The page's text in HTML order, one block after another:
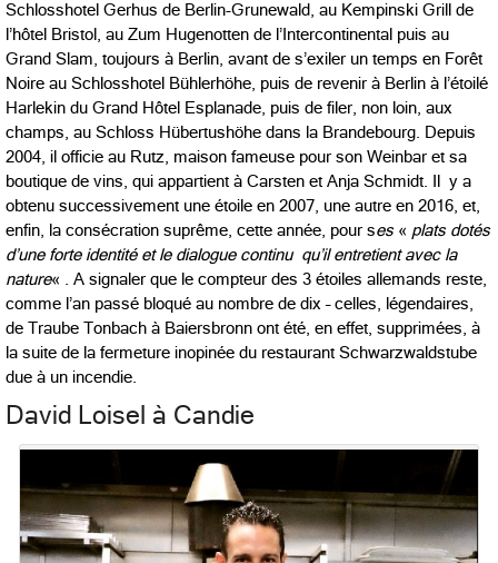
Schlosshotel Gerhus de Berlin-Grunewald, au Kempinski Grill de
l’hôtel Bristol, au Zum Hugenotten de l’Intercontinental puis au
Grand Slam, toujours à Berlin, avant de s’exiler un temps en Forêt
Noire au Schlosshotel Bühlerhöhe, puis de revenir à Berlin à l’étoilé
Harlekin du Grand Hôtel Esplanade, puis de filer, non loin, aux
champs, au Schloss Hübertushöhe dans la Brandebourg. Depuis
2004, il officie au Rutz, maison fameuse pour son Weinbar et sa
boutique de vins, qui appartient à Carsten et Anja Schmidt. Il y a
obtenu successivement une étoile en 2007, une autre en 2016, et,
enfin, la consécration suprême, cette année, pour ses « plats dotés
d’une forte identité et le dialogue continu qu’il entretient avec la
nature« . A signaler que le compteur des 3 étoiles allemands reste,
comme l’an passé bloqué au nombre de dix – celles, légendaires,
de Traube Tonbach à Baiersbronn ont été, en effet, supprimées, à
la suite de la fermeture inopinée du restaurant Schwarzwaldstube
due à un incendie.
David Loisel à Candie